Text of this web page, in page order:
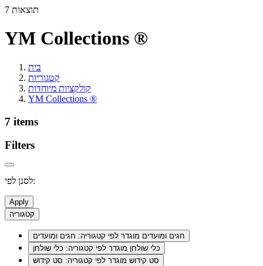
7 תוצאות
YM Collections ®
בית
קטגוריות
קולקציות מיוחדות
YM Collections ®
7 items
Filters
לסנן לפי:
Apply
קטגוריה
חגים ומועדים מוגדר לפי קטגוריה: חגים ומועדים
כלי שולחן מוגדר לפי קטגוריה: כלי שולחן
סט קידוש מוגדר לפי קטגוריה: סט קידוש